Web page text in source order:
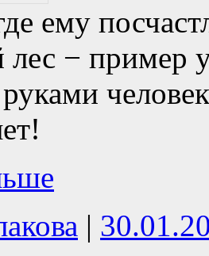
ему
− пример
|